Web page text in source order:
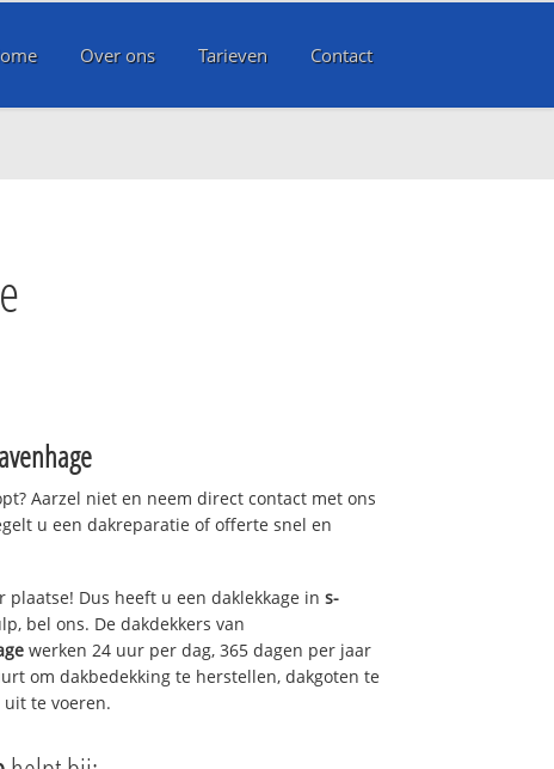
Over ons Tarieven Contact
Aarzel niet en neem direct contact met ons
u een dakreparatie of offerte snel en
Dus heeft u een daklekkage in s-
bel ons. De dakdekkers van
werken 24 uur per dag, 365 dagen per jaar
om dakbedekking te herstellen, dakgoten te
te voeren.